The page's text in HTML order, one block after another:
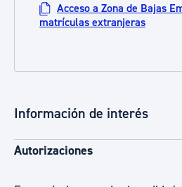
Acceso a Zona de Bajas
matrículas extranjeras
Información de interés
Autorizaciones